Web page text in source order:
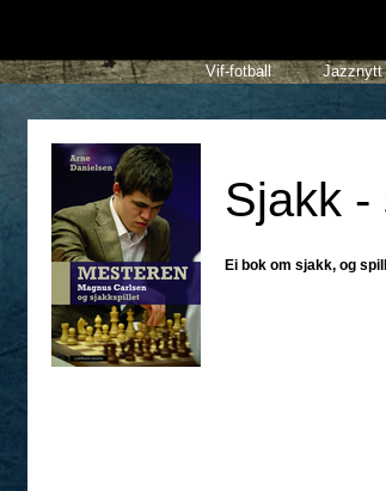
Vif-fotball Jazznytt
Sjakk -
Ei bok om sjakk, og